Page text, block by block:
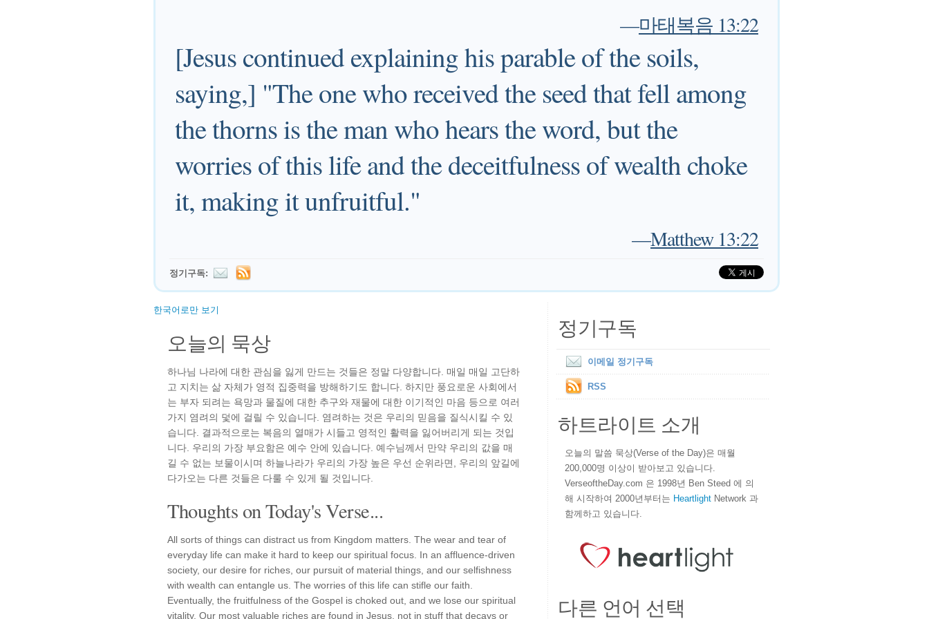
—마태복음 13:22
[Jesus continued explaining his parable of the soils,
saying,] "The one who received the seed that fell among
the thorns is the man who hears the word, but the
worries of this life and the deceitfulness of wealth choke
it, making it unfruitful."
—Matthew 13:22
정기구독:
한국어로만 보기
오늘의 묵상
하나님 나라에 대한 관심을 잃게 만드는 것들은 정말 다양합니다. 매일 매일 고단하
고 지치는 삶 자체가 영적 집중력을 방해하기도 합니다. 하지만 풍요로운 사회에서
는 부자 되려는 욕망과 물질에 대한 추구와 재물에 대한 이기적인 마음 등으로 여러
가지 염려의 덫에 걸릴 수 있습니다. 염려하는 것은 우리의 믿음을 질식시킬 수 있
습니다. 결과적으로는 복음의 열매가 시들고 영적인 활력을 잃어버리게 되는 것입
니다. 우리의 가장 부요함은 예수 안에 있습니다. 예수님께서 만약 우리의 값을 매
길 수 없는 보물이시며 하늘나라가 우리의 가장 높은 우선 순위라면, 우리의 앞길에
다가오는 다른 것들은 다룰 수 있게 될 것입니다.
Thoughts on Today's Verse...
All sorts of things can distract us from Kingdom matters. The wear and tear of
everyday life can make it hard to keep our spiritual focus. In an affluence-driven
society, our desire for riches, our pursuit of material things, and our selfishness
with wealth can entangle us. The worries of this life can stifle our faith.
Eventually, the fruitfulness of the Gospel is choked out, and we lose our spiritual
vitality. Our most valuable riches are found in Jesus, not in stuff that decays or
정기구독
이메일 정기구독
RSS
하트라이트 소개
오늘의 말씀 묵상(Verse of the Day)은 매월
200,000명 이상이 받아보고 있습니다.
VerseoftheDay.com 은 1998년 Ben Steed 에 의
해 시작하여 2000년부터는 Heartlight Network 과
함께하고 있습니다.
다른 언어 선택